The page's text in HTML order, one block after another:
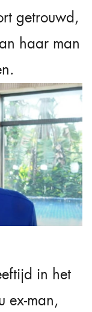
getrouwd,
haar man
in het
ex-man,